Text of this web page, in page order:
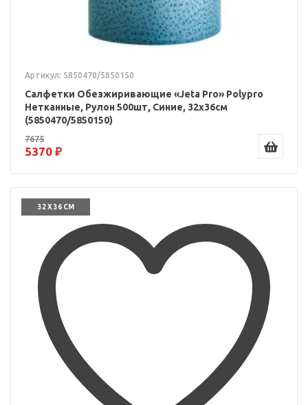
Артикул: 5850470/5850150
Салфетки Обезжиривающие «Jeta Pro» Polypro
Нетканные, Рулон 500шт, Синие, 32x36см
(5850470/5850150)
7675
5370 ₽
32 X 36 СМ